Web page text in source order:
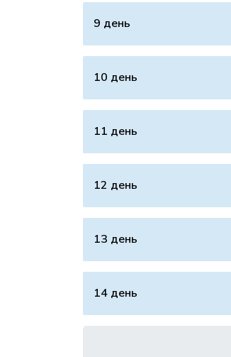
9 день
10 день
11 день
12 день
13 день
14 день